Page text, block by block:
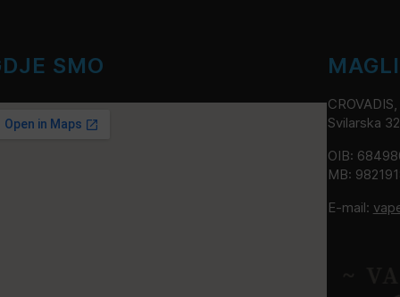
SMO
Svilarska
OIB:
MB:
E-mail: